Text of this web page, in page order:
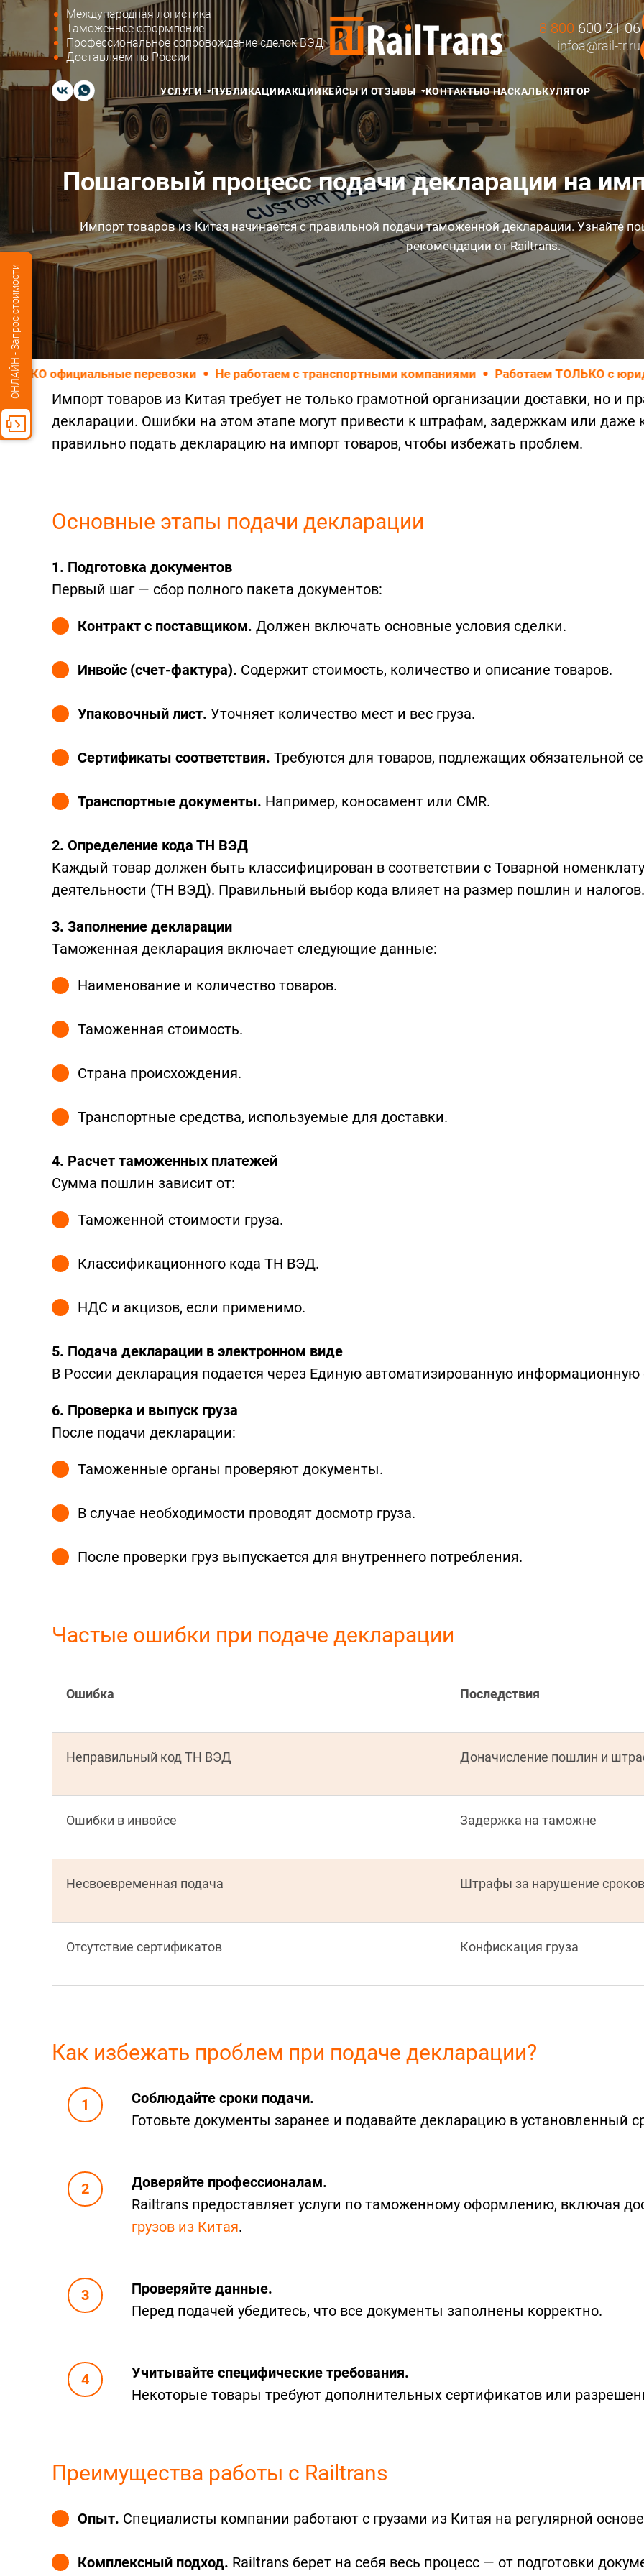
Международная логистика
Таможенное оформление
Профессиональное сопровождение сделок ВЭД
Доставляем по России
8 800 600 21 06
infoa@rail-tr.ru
УСЛУГИ ПУБЛИКАЦИИАКЦИИКЕЙСЫ И ОТЗЫВЫ КОНТАКТЫО НАСКАЛЬКУЛЯТОР
Пошаговый процесс подачи декларации на
Импорт товаров из Китая начинается с правильной подачи таможенной декларации. Узнайте
рекомендации от Railtrans.
перевозки Не работаем с транспортными компаниями Работаем ТОЛЬКО с юридическими
Импорт товаров из Китая требует не только грамотной организации доставки, но и
декларации. Ошибки на этом этапе могут привести к штрафам, задержкам или даже
правильно подать декларацию на импорт товаров, чтобы избежать проблем.
Основные этапы подачи декларации
1. Подготовка документов
Первый шаг — сбор полного пакета документов:
Контракт с поставщиком. Должен включать основные условия сделки.
Инвойс (счет-фактура). Содержит стоимость, количество и описание товаров.
Упаковочный лист. Уточняет количество мест и вес груза.
Сертификаты соответствия. Требуются для товаров, подлежащих обязательной
Транспортные документы. Например, коносамент или CMR.
2. Определение кода ТН ВЭД
Каждый товар должен быть классифицирован в соответствии с Товарной
деятельности (ТН ВЭД). Правильный выбор кода влияет на размер пошлин и налогов.
3. Заполнение декларации
Таможенная декларация включает следующие данные:
Наименование и количество товаров.
Таможенная стоимость.
Страна происхождения.
Транспортные средства, используемые для доставки.
4. Расчет таможенных платежей
Сумма пошлин зависит от:
Таможенной стоимости груза.
Классификационного кода ТН ВЭД.
НДС и акцизов, если применимо.
5. Подача декларации в электронном виде
В России декларация подается через Единую автоматизированную
6. Проверка и выпуск груза
После подачи декларации:
Таможенные органы проверяют документы.
В случае необходимости проводят досмотр груза.
После проверки груз выпускается для внутреннего потребления.
Частые ошибки при подаче декларации
Ошибка Последствия
Неправильный код ТН ВЭД Доначисление пошлин и
Ошибки в инвойсе Задержка на таможне
Несвоевременная подача Штрафы за нарушение сроков
Отсутствие сертификатов Конфискация груза
Как избежать проблем при подаче декларации?
Соблюдайте сроки подачи.
Готовьте документы заранее и подавайте декларацию в установленный
Доверяйте профессионалам.
Railtrans предоставляет услуги по таможенному оформлению, включая
грузов из Китая.
Проверяйте данные.
Перед подачей убедитесь, что все документы заполнены корректно.
Учитывайте специфические требования.
Некоторые товары требуют дополнительных сертификатов или
Преимущества работы с Railtrans
Опыт. Специалисты компании работают с грузами из Китая на регулярной
Комплексный подход. Railtrans берет на себя весь процесс — от подготовки
ОНЛАЙН - Запрос стоимости